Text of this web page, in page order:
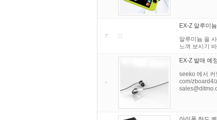
7
EX-Z 알루미
알루미늄 을
느껴 보시기
EX-Z 발매 예
seeko 에서 커
com/zboard4/